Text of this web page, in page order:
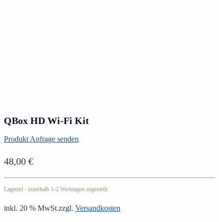
QBox HD Wi-Fi Kit
Produkt Anfrage senden
48,00 €
Lagernd - innerhalb 1-2 Werktagen zugestellt
inkl. 20 % MwSt.zzgl. Versandkosten